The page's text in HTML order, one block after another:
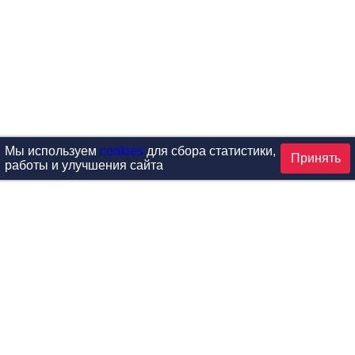
Мы используем cookiesдля сбора статистики,
работы и улучшения сайта
Принять